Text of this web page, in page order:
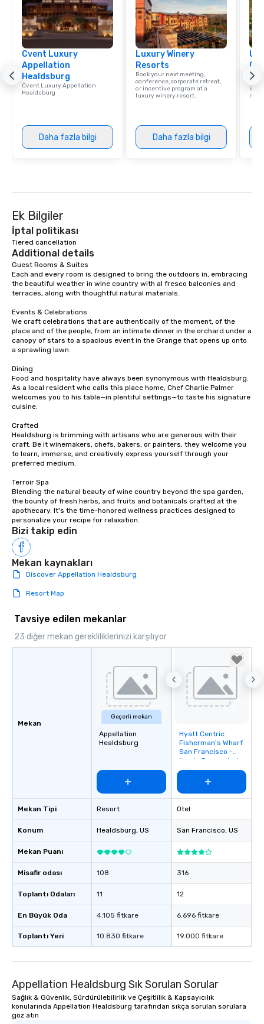
Cvent Luxury
Appellation
Healdsburg
Cvent Luxury Appellation
Healdsburg
Daha fazla bilgi
Luxury Winery
Resorts
Book your next meeting,
conference, corporate retreat,
or incentive program at a
luxury winery resort.
Daha fazla bilgi
Find
Ek Bilgiler
İptal politikası
Tiered cancellation
Additional details
Guest Rooms & Suites
Each and every room is designed to bring the outdoors in, embracing
the beautiful weather in wine country with al fresco balconies and
terraces, along with thoughtful natural materials.
Events & Celebrations
We craft celebrations that are authentically of the moment, of the
place and of the people, from an intimate dinner in the orchard under a
canopy of stars to a spacious event in the Grange that opens up onto
a sprawling lawn.
Dining
Food and hospitality have always been synonymous with Healdsburg.
As a local resident who calls this place home, Chef Charlie Palmer
welcomes you to his table—in plentiful settings—to taste his signature
cuisine.
Crafted
Healdsburg is brimming with artisans who are generous with their
craft. Be it winemakers, chefs, bakers, or painters, they welcome you
to learn, immerse, and creatively express yourself through your
preferred medium.
Terroir Spa
Blending the natural beauty of wine country beyond the spa garden,
the bounty of fresh herbs, and fruits and botanicals crafted at the
apothecary. It's the time-honored wellness practices designed to
personalize your recipe for relaxation.
Bizi takip edin
Mekan kaynakları
Discover Appellation Healdsburg
Resort Map
Tavsiye edilen mekanlar
23 diğer mekan gerekliliklerinizi karşılıyor
Mekan
Mekan Tipi
Konum
Mekan Puanı
Misafir odası
Toplantı Odaları
En Büyük Oda
Toplantı Yeri
Geçerli mekan
Appellation
Healdsburg
Resort
Healdsburg, US
108
11
4.105 fitkare
10.830 fitkare
Removed from
favorites
Hyatt Centric
Fisherman's Wharf
San Francisco -
Newly Renovated
Otel
San Francisco, US
316
12
6.696 fitkare
19.000 fitkare
Appellation Healdsburg Sık Sorulan Sorular
Sağlık & Güvenlik, Sürdürülebilirlik ve Çeşitlilik & Kapsayıcılık
konularında Appellation Healdsburg tarafından sıkça sorulan sorulara
göz atın